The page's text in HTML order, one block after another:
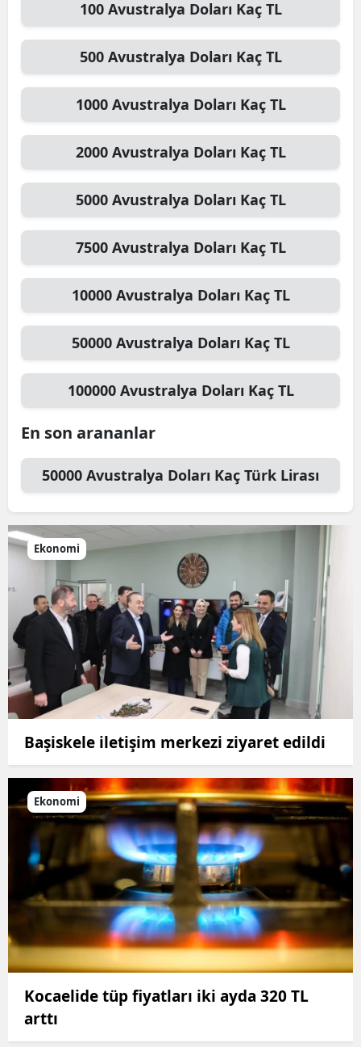
100 Avustralya Doları Kaç TL
500 Avustralya Doları Kaç TL
1000 Avustralya Doları Kaç TL
2000 Avustralya Doları Kaç TL
5000 Avustralya Doları Kaç TL
7500 Avustralya Doları Kaç TL
10000 Avustralya Doları Kaç TL
50000 Avustralya Doları Kaç TL
100000 Avustralya Doları Kaç TL
En son arananlar
50000 Avustralya Doları Kaç Türk Lirası
Ekonomi
Başiskele iletişim merkezi ziyaret edildi
Ekonomi
Kocaelide tüp fiyatları iki ayda 320 TL
arttı